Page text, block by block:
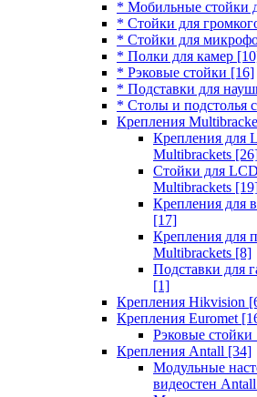
* Мобильные стойки
* Стойки для
* Стойки для
* Полки для камер
* Рэковые стойки [16]
* Подставки для
* Столы и подстолья
Крепления
Крепления для
Multibrackets
Стойки для
Multibrackets
Крепления для
[17]
Крепления для
Multibrackets [8]
Подставки для
[1]
Крепления Hikvision
Крепления Euromet
Рэковые стойки
Крепления Antall [34]
Модульные
видеостен Antall